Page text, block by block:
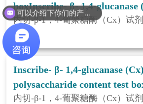
boxInscribe- β- 1,4-glucanase
内切-β-1，4-葡聚糖酶（Cx）试
5037
Inscribe- β- 1,4-glucanase
polysaccharide content test
内切-β-1，4-葡聚糖酶（Cx）试